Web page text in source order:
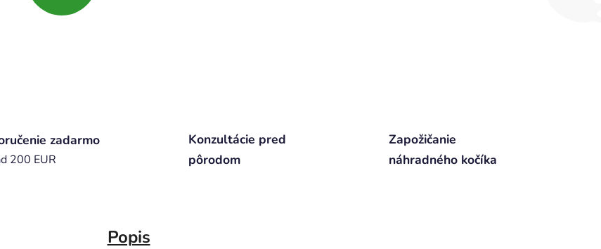
zadarmo
200 EUR
Konzultácie pred
pôrodom
Zapožičanie
náhradného kočíka
Popis